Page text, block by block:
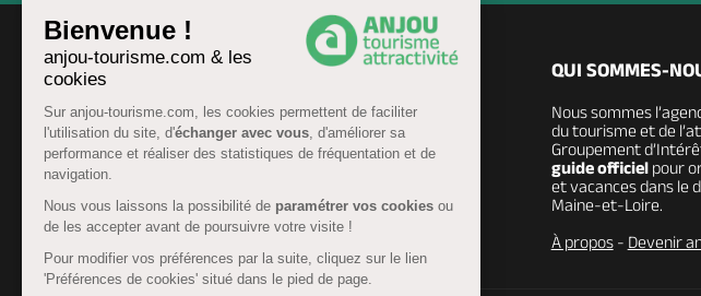
Bienvenue !
anjou-tourisme.com & les
cookies
Sur anjou-tourisme.com, les cookies permettent de faciliter
l'utilisation du site, d'échanger avec vous, d'améliorer sa
performance et réaliser des statistiques de fréquentation et de
navigation.
Nous vous laissons la possibilité de paramétrer vos cookies ou
de les accepter avant de poursuivre votre visite !
Pour modifier vos préférences par la suite, cliquez sur le lien
'Préférences de cookies' situé dans le pied de page.
QUI SOMMES-
Nous sommes
du tourisme et de
Groupement
guide officielpour
et vacances dans le
Maine-et-Loire.
À propos- Devenir